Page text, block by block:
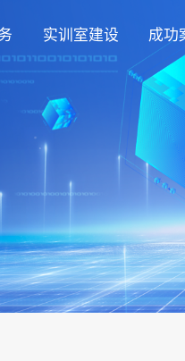
实训室建设 成功